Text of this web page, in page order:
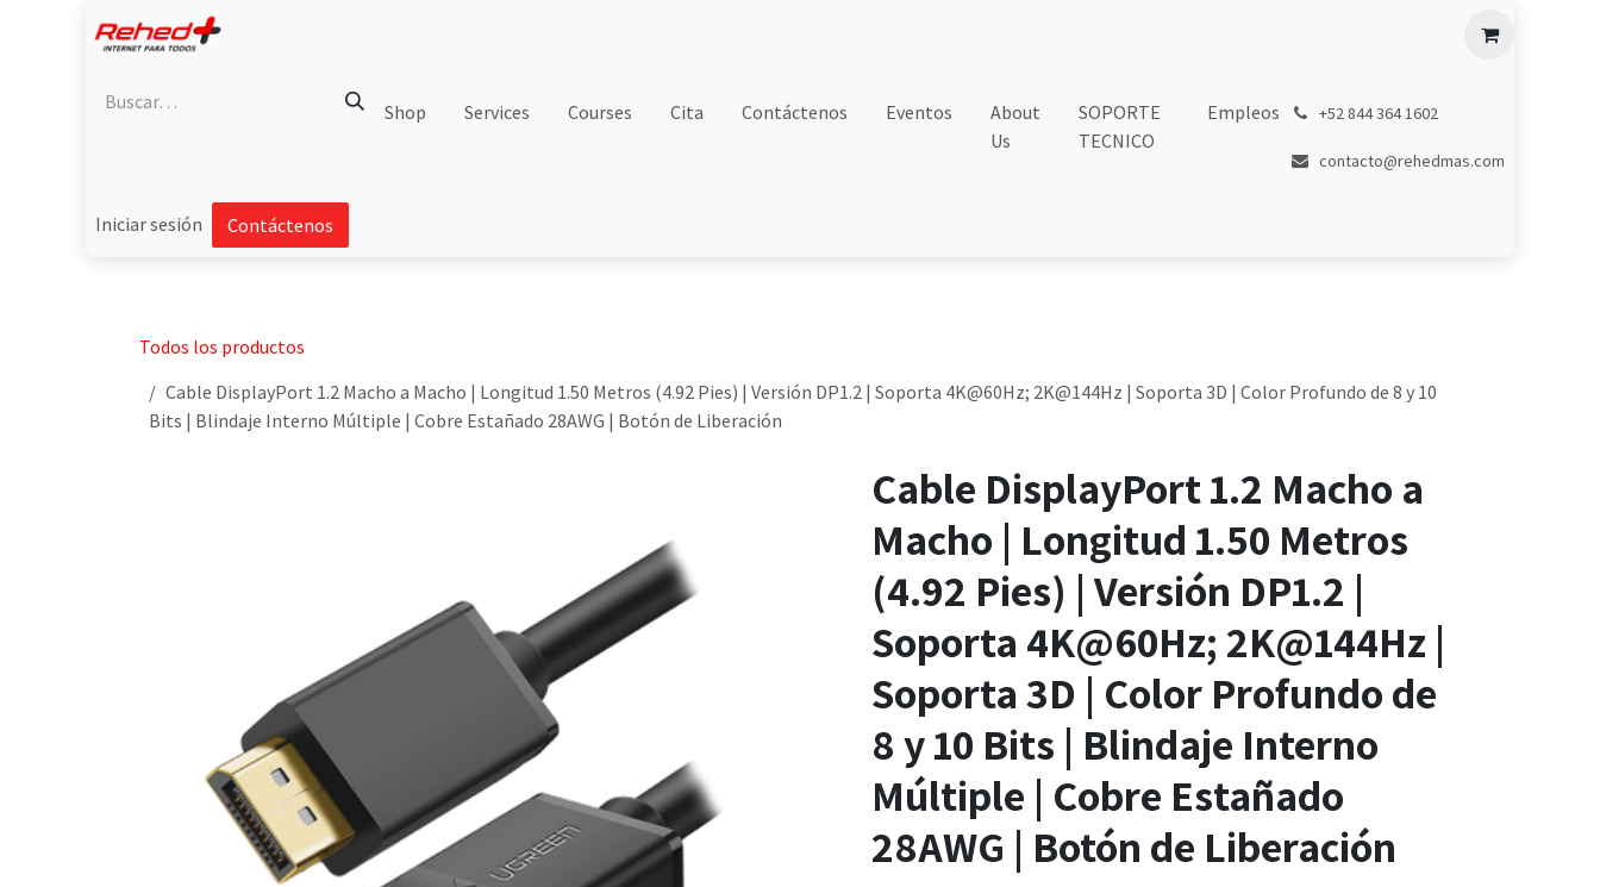
Shop Services Courses Cita Contáctenos Eventos
About
Us
SOPORTE
TECNICO
Empleos +52 844 364 1602
contacto@rehedmas.com
Iniciar sesión Contáctenos
Todos los productos
Cable DisplayPort 1.2 Macho a Macho | Longitud 1.50 Metros (4.92 Pies) | Versión DP1.2 | Soporta 4K@60Hz; 2K@144Hz | Soporta 3D | Color Profundo de 8 y 10
Bits | Blindaje Interno Múltiple | Cobre Estañado 28AWG | Botón de Liberación
Cable DisplayPort 1.2 Macho a
Macho | Longitud 1.50 Metros
(4.92 Pies) | Versión DP1.2 |
Soporta 4K@60Hz; 2K@144Hz |
Soporta 3D | Color Profundo de
8 y 10 Bits | Blindaje Interno
Múltiple | Cobre Estañado
28AWG | Botón de Liberación